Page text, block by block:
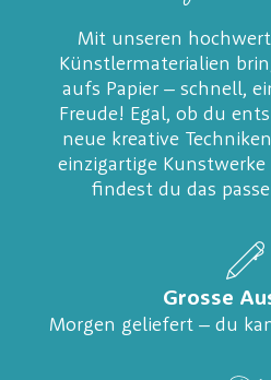
Mit unseren
Künstlermaterialien
aufs Papier – schnell,
Freude! Egal, ob du
neue kreative
einzigartige
findest du das
Grosse
Morgen geliefert – du